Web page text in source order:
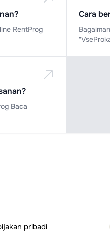
RentProg
Cara
Baca
pribadi